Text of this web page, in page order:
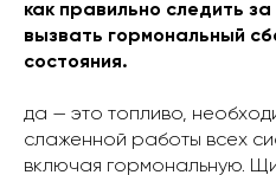
как правильно следить
вызвать гормональный
состояния.
да — это топливо,
слаженной работы всех
включая гормональную.